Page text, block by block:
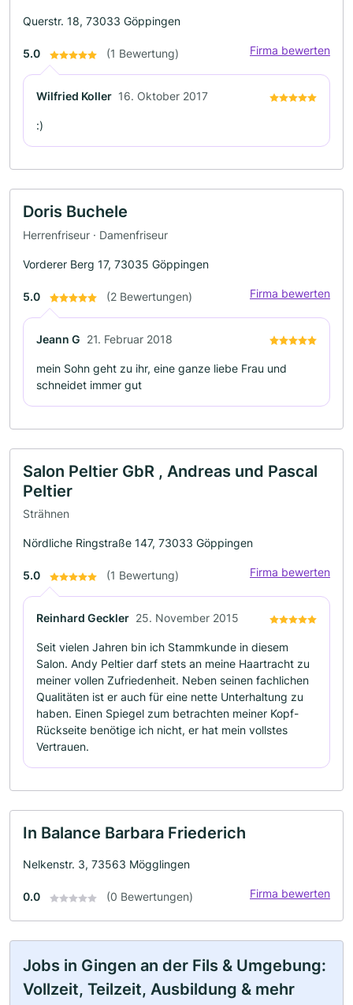
Querstr. 18, 73033 Göppingen
5.0 (1 Bewertung) Firma bewerten
Wilfried Koller 16. Oktober 2017
:)
Doris Buchele
Herrenfriseur · Damenfriseur
Vorderer Berg 17, 73035 Göppingen
5.0 (2 Bewertungen) Firma bewerten
Jeann G 21. Februar 2018
mein Sohn geht zu ihr, eine ganze liebe Frau und
schneidet immer gut
Salon Peltier GbR , Andreas und Pascal
Peltier
Strähnen
Nördliche Ringstraße 147, 73033 Göppingen
5.0 (1 Bewertung) Firma bewerten
Reinhard Geckler 25. November 2015
Seit vielen Jahren bin ich Stammkunde in diesem
Salon. Andy Peltier darf stets an meine Haartracht zu
meiner vollen Zufriedenheit. Neben seinen fachlichen
Qualitäten ist er auch für eine nette Unterhaltung zu
haben. Einen Spiegel zum betrachten meiner Kopf-
Rückseite benötige ich nicht, er hat mein vollstes
Vertrauen.
In Balance Barbara Friederich
Nelkenstr. 3, 73563 Mögglingen
0.0 (0 Bewertungen) Firma bewerten
Jobs in Gingen an der Fils & Umgebung:
Vollzeit, Teilzeit, Ausbildung & mehr